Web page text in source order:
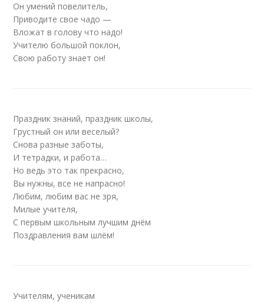
Он умений повелитель,
Приводите свое чадо —
Вложат в голову что надо!
Учителю большой поклон,
Свою работу знает он!
Праздник знаний, праздник школы,
Грустный он или веселый?
Снова разные заботы,
И тетрадки, и работа…
Но ведь это так прекрасно,
Вы нужны, все не напрасно!
Любим, любим вас не зря,
Милые учителя,
С первым школьным лучшим днём
Поздравления вам шлём!
Учителям, ученикам